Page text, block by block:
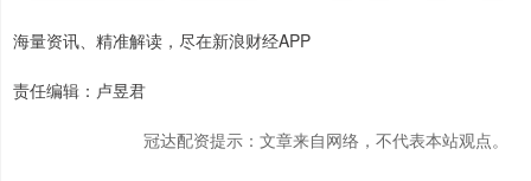
海量资讯、精准解读，尽在新浪财经APP
责任编辑：卢昱君
冠达配资提示：文章来自网络，不代表本站观点。